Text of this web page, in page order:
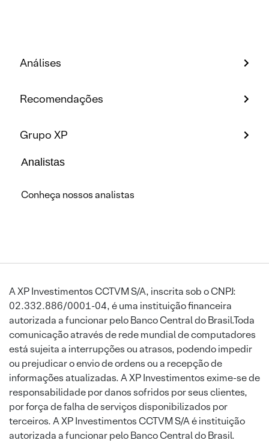
Análises
Recomendações
Grupo XP
Analistas
Conheça nossos analistas
A XP Investimentos CCTVM S/A, inscrita sob o CNPJ:
02.332.886/0001-04, é uma instituição financeira
autorizada a funcionar pelo Banco Central do Brasil.Toda
comunicação através de rede mundial de computadores
está sujeita a interrupções ou atrasos, podendo impedir
ou prejudicar o envio de ordens ou a recepção de
informações atualizadas. A XP Investimentos exime-se de
responsabilidade por danos sofridos por seus clientes,
por força de falha de serviços disponibilizados por
terceiros. A XP Investimentos CCTVM S/A é instituição
autorizada a funcionar pelo Banco Central do Brasil.